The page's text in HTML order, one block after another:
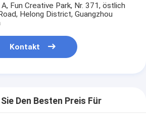
Fun Creative Park, Nr. 371, östlich
Helong District, Guangzhou
Kontakt
Den Besten Preis Für